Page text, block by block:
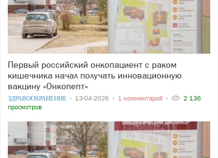
Первый российский онкопациент с раком
кишечника начал получать инновационную
вакцину «Онкопепт»
ЗДРАВООХРАНЕНИЕ 13-04-2026 1 комментарий
2 136
просмотров